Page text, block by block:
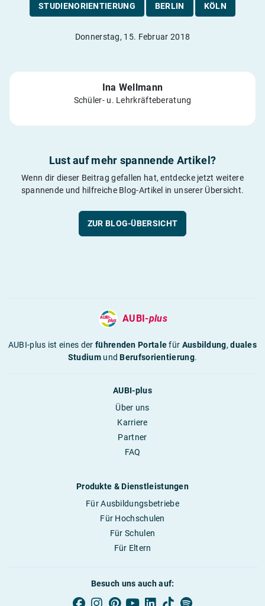
STUDIENORIENTIERUNG BERLIN KÖLN
Donnerstag, 15. Februar 2018
Ina Wellmann
Schüler- u. Lehrkräfteberatung
Lust auf mehr spannende Artikel?
Wenn dir dieser Beitrag gefallen hat, entdecke jetzt weitere
spannende und hilfreiche Blog-Artikel in unserer Übersicht.
ZUR BLOG-ÜBERSICHT
AUBI-plus
AUBI-plus ist eines derführenden Portalefür Ausbildung,duales
StudiumundBerufsorientierung.
AUBI-plus
Über uns
Karriere
Partner
FAQ
Produkte & Dienstleistungen
Für Ausbildungsbetriebe
Für Hochschulen
Für Schulen
Für Eltern
Besuch uns auch auf: